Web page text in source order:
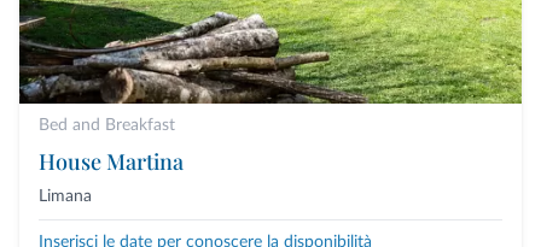
Bed and Breakfast
House Martina
Limana
Inserisci le date per conoscere la disponibilità